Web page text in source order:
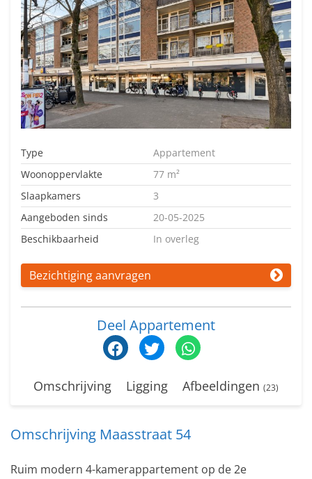
Type
Appartement
Woonoppervlakte
77 m²
Slaapkamers
3
Aangeboden sinds
20-05-2025
Beschikbaarheid
In overleg
Bezichtiging aanvragen
Deel Appartement
Omschrijving Ligging Afbeeldingen (23)
Omschrijving Maasstraat 54
Ruim modern 4-kamerappartement op de 2e